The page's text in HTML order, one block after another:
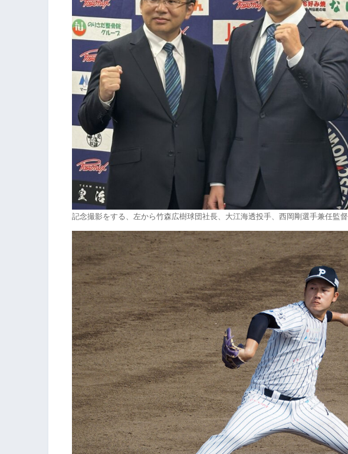
記念撮影をする、左から竹森広樹球団社長、大江海透投手、西岡剛選手兼任監督